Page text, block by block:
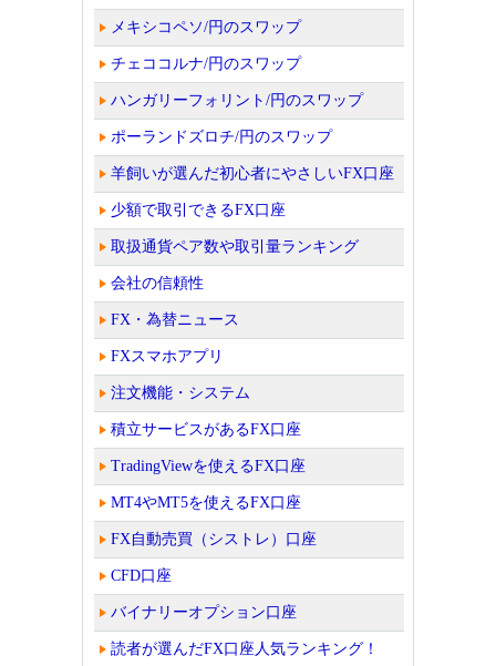
メキシコペソ/円のスワップ
チェココルナ/円のスワップ
ハンガリーフォリント/円のスワップ
ポーランドズロチ/円のスワップ
羊飼いが選んだ初心者にやさしいFX口座
少額で取引できるFX口座
取扱通貨ペア数や取引量ランキング
会社の信頼性
FX・為替ニュース
FXスマホアプリ
注文機能・システム
積立サービスがあるFX口座
TradingViewを使えるFX口座
MT4やMT5を使えるFX口座
FX自動売買（シストレ）口座
CFD口座
バイナリーオプション口座
読者が選んだFX口座人気ランキング！